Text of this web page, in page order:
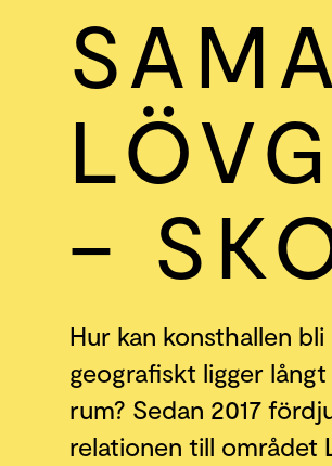
–
Hur kan konsthallen
geografiskt ligger
rum? Sedan 2017
relationen till området